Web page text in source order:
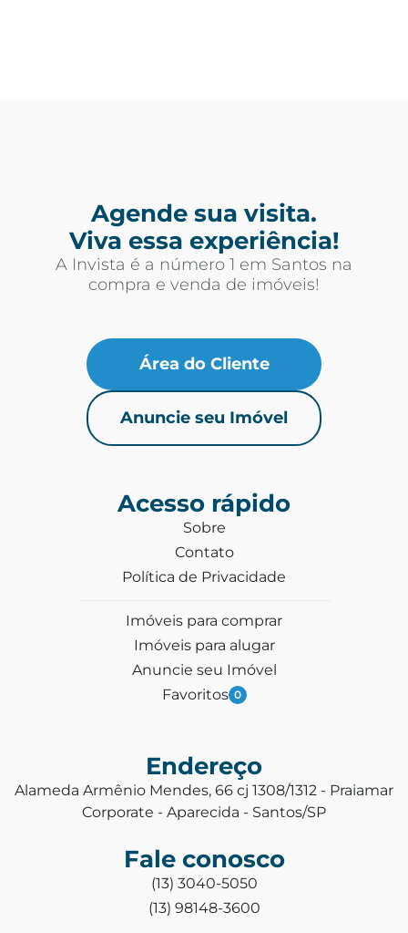
Agende sua visita.
Viva essa experiência!
A Invista é a número 1 em Santos na
compra e venda de imóveis!
Área do Cliente
Anuncie seu Imóvel
Acesso rápido
Sobre
Contato
Política de Privacidade
Imóveis para comprar
Imóveis para alugar
Anuncie seu Imóvel
Favoritos 0
Endereço
Alameda Armênio Mendes, 66 cj 1308/1312 - Praiamar
Corporate - Aparecida - Santos/SP
Fale conosco
(13) 3040-5050
(13) 98148-3600